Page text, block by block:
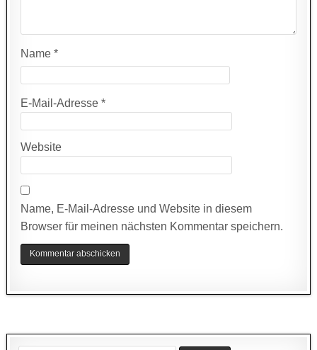
Name*
E-Mail-Adresse*
Website
Name, E-Mail-Adresse und Website in diesem
Browser für meinen nächsten Kommentar speichern.